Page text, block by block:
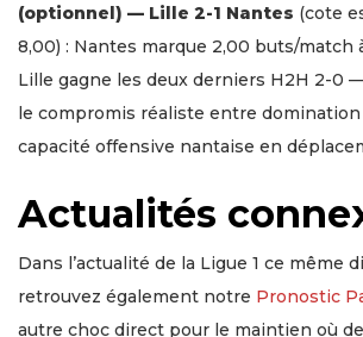
(optionnel) — Lille 2-1 Nantes (cote
8,00) : Nantes marque 2,00 buts/match
Lille gagne les deux derniers H2H 2-0
le compromis réaliste entre
capacité offensive nantaise en
Actualités
Dans l’actualité de la Ligue 1 ce même
retrouvez également notre Pronostic
autre choc direct pour le maintien où